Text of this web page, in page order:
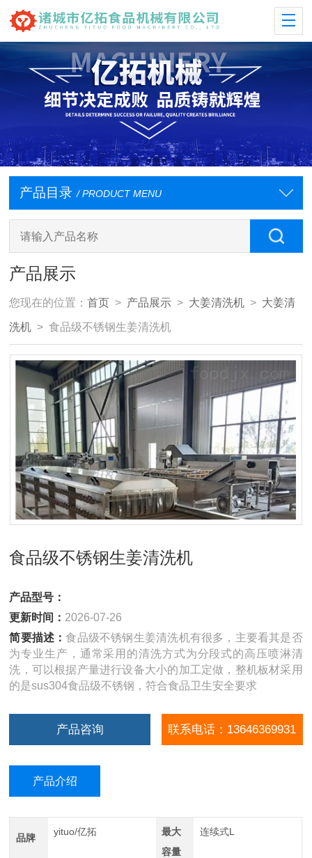
产品目录 / PRODUCT MENU
产品展示
您现在的位置：首页 > 产品展示 > 大姜清洗机 > 大姜清
洗机 > 食品级不锈钢生姜清洗机
食品级不锈钢生姜清洗机
产品型号：
更新时间： 2026-07-26
简要描述：食品级不锈钢生姜清洗机有很多，主要看其是否
为专业生产，通常采用的清洗方式为分段式的高压喷淋清
洗，可以根据产量进行设备大小的加工定做，整机板材采用
的是sus304食品级不锈钢，符合食品卫生安全要求
产品咨询 联系电话：13646369931
产品介绍
品牌
yituo/亿拓
最大
容量
连续式L